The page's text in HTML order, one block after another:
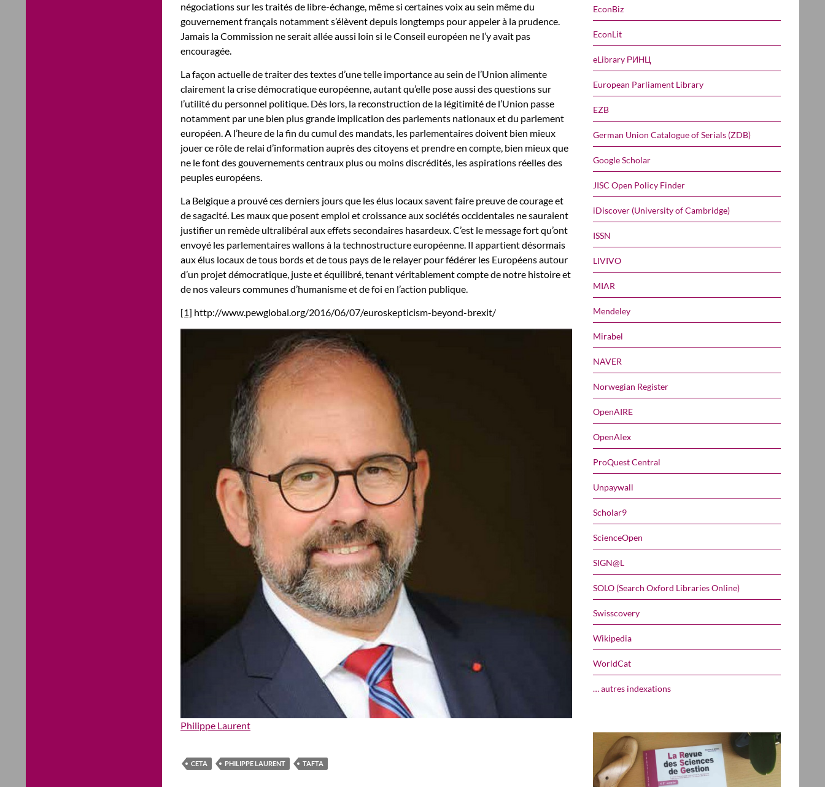
négociations sur les traités de libre-échange, même si certaines voix au sein même du
gouvernement français notamment s’élèvent depuis longtemps pour appeler à la prudence.
Jamais la Commission ne serait allée aussi loin si le Conseil européen ne l’y avait pas
encouragée.
La façon actuelle de traiter des textes d’une telle importance au sein de l’Union alimente
clairement la crise démocratique européenne, autant qu’elle pose aussi des questions sur
l’utilité du personnel politique. Dès lors, la reconstruction de la légitimité de l’Union passe
notamment par une bien plus grande implication des parlements nationaux et du parlement
européen. A l’heure de la fin du cumul des mandats, les parlementaires doivent bien mieux
jouer ce rôle de relai d’information auprès des citoyens et prendre en compte, bien mieux que
ne le font des gouvernements centraux plus ou moins discrédités, les aspirations réelles des
peuples européens.
La Belgique a prouvé ces derniers jours que les élus locaux savent faire preuve de courage et
de sagacité. Les maux que posent emploi et croissance aux sociétés occidentales ne sauraient
justifier un remède ultralibéral aux effets secondaires hasardeux. C’est le message fort qu’ont
envoyé les parlementaires wallons à la technostructure européenne. Il appartient désormais
aux élus locaux de tous bords et de tous pays de le relayer pour fédérer les Européens autour
d’un projet démocratique, juste et équilibré, tenant véritablement compte de notre histoire et
de nos valeurs communes d’humanisme et de foi en l’action publique.
[1] http://www.pewglobal.org/2016/06/07/euroskepticism-beyond-brexit/
Philippe Laurent
CETA PHILIPPE LAURENT TAFTA
EconBiz
EconLit
eLibrary РИНЦ
European Parliament Library
EZB
German Union Catalogue of Serials (ZDB)
Google Scholar
JISC Open Policy Finder
iDiscover (University of Cambridge)
ISSN
LIVIVO
MIAR
Mendeley
Mirabel
NAVER
Norwegian Register
OpenAIRE
OpenAlex
ProQuest Central
Unpaywall
Scholar9
ScienceOpen
SIGN@L
SOLO (Search Oxford Libraries Online)
Swisscovery
Wikipedia
WorldCat
… autres indexations